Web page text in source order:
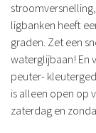
ligbanken heeft
graden. Zet een
waterglijbaan! En
peuter-
is alleen open op
zaterdag en